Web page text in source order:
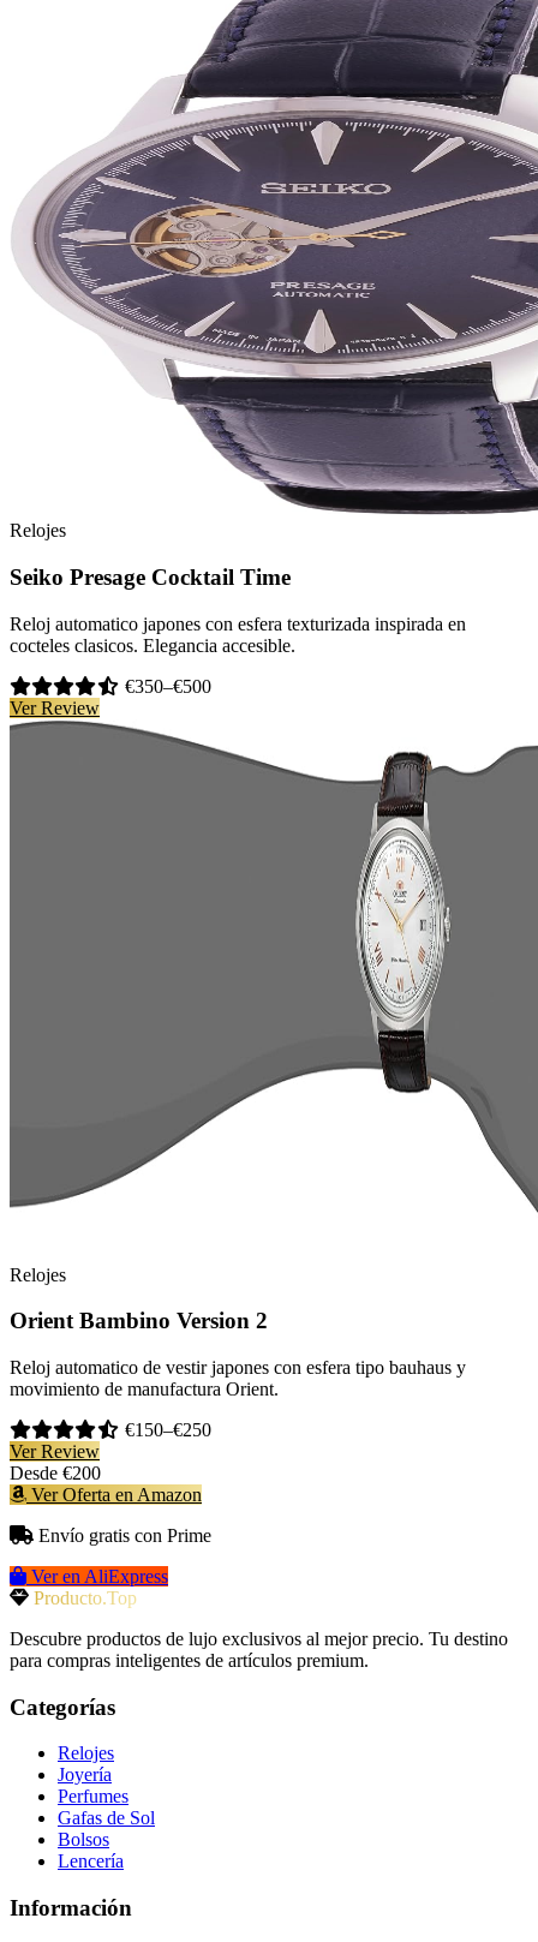
Relojes
Seiko Presage Cocktail Time
Reloj automatico japones con esfera texturizada inspirada en
cocteles clasicos. Elegancia accesible.
€350–€500
Ver Review
Relojes
Orient Bambino Version 2
Reloj automatico de vestir japones con esfera tipo bauhaus y
movimiento de manufactura Orient.
€150–€250
Ver Review
Desde €200
Ver Oferta en Amazon
Envío gratis con Prime
Ver en AliExpress
Producto.Top
Descubre productos de lujo exclusivos al mejor precio. Tu destino
para compras inteligentes de artículos premium.
Categorías
Relojes
Joyería
Perfumes
Gafas de Sol
Bolsos
Lencería
Información